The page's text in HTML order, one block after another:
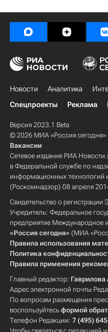
Новости Аналитика
Спецпроекты
Реклама
Версия 2023.1 Beta
© 2026 МИА «Россия сегодня»
Вакансии
Сетевое издание РИА Новости
в Федеральной службе по
информационных технологий
(Роскомнадзор) 08 апреля
Свидетельство о
Учредитель: Федеральное
предприятие Международное
«Россия сегодня» (МИА
Правила использования
Политика
Правила применения
Главный редактор: Гаврилова
Адрес электронной почты
По вопросам размещения
воспользуйтесьформой
Телефон Редакции: 7 (495)